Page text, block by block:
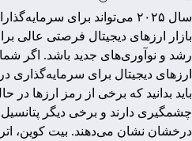
سال ۲۰۲۵ می‌تواند برای
بازار ارزهای دیجیتال فرصتی عالی
رشد و نوآوری‌های جدید باشد. اگر شما
باید بدانید که برخی از رمز ارزها
چشمگیری دارند و برخی دیگر پتانسیل
درخشان نشان می‌دهند. بیت کوین،